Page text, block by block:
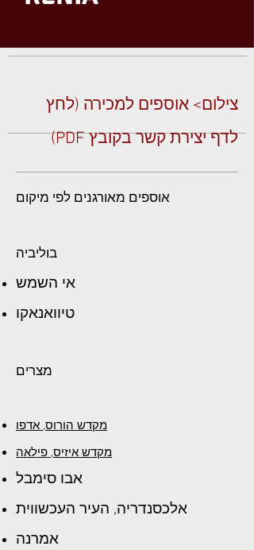
צילום> אוספים למכירה (לחץ
לדף יצירת קשר בקובץ PDF)
אוספים מאורגנים לפי מיקום
בוליביה
אי השמש
טיוואנאקו
מצרים
מקדש הורוס, אדפו
מקדש איזיס, פילאה
אבו סימבל
אלכסנדריה, העיר העכשווית
אמרנה